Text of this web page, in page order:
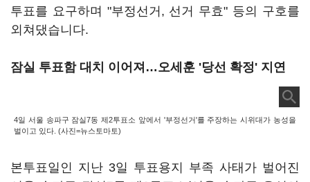
투표를 요구하며 "부정선거, 선거 무효" 등의 구호를
외쳐댔습니다.
잠실 투표함 대치 이어져…오세훈 '당선 확정' 지연
4일 서울 송파구 잠실7동 제2투표소 앞에서 '부정선거'를 주장하는 시위대가 농성을
벌이고 있다. (사진=뉴스토마토)
본투표일인 지난 3일 투표용지 부족 사태가 벌어진